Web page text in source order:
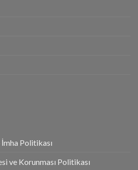
Politikası
ve Korunması Politikası